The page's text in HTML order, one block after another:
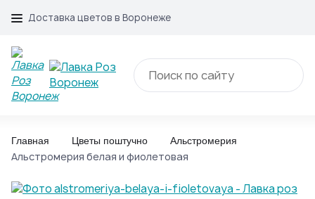
Доставка цветов в Воронеже
Главная Цветы поштучно Альстромерия
Альстромерия белая и фиолетовая